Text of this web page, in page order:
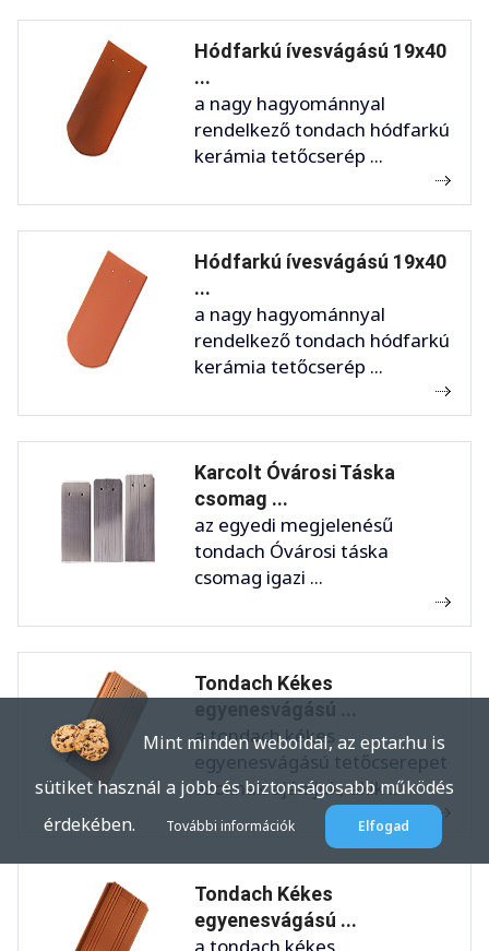
Hódfarkú ívesvágású 19x40
...
a nagy hagyománnyal
rendelkező tondach hódfarkú
kerámia tetőcserép ...
Hódfarkú ívesvágású 19x40
...
a nagy hagyománnyal
rendelkező tondach hódfarkú
kerámia tetőcserép ...
Karcolt Óvárosi Táska
csomag ...
az egyedi megjelenésű
tondach Óvárosi táska
csomag igazi ...
Tondach Kékes
a tondach kékes
egyenesvágású tetőcserepet
azoknak ajánljuk, akik ...
Tondach Kékes
egyenesvágású ...
a tondach kékes
Mint minden weboldal, az eptar.hu is
sütiket használ a jobb és biztonságosabb működés
érdekében.
További információk Elfogad